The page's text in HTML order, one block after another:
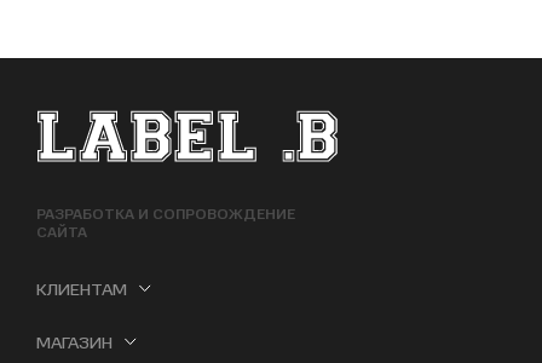
ФУТЕР САЙТА
РАЗРАБОТКА И СОПРОВОЖДЕНИЕ
САЙТА
КЛИЕНТАМ
МАГАЗИН